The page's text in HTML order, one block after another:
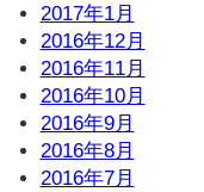
2017年1月
2016年12月
2016年11月
2016年10月
2016年9月
2016年8月
2016年7月